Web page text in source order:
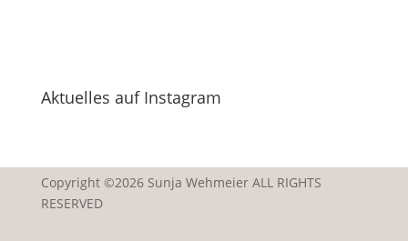
Aktuelles auf Instagram
Copyright ©2026 Sunja Wehmeier ALL RIGHTS
RESERVED